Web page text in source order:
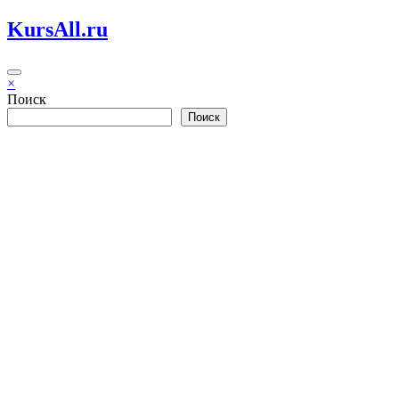
Перейти
к
KursAll.ru
×
Поиск
Поиск